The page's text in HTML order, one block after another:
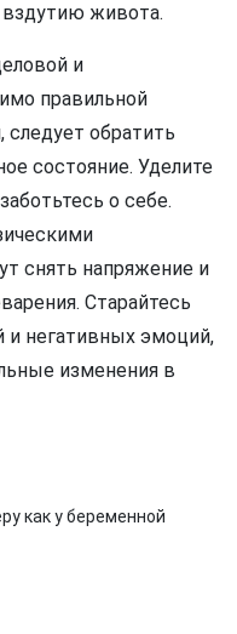
живота.
и
правильной
следует обратить
состояние. Уделите
о себе.
снять напряжение и
Старайтесь
и негативных эмоций,
изменения в